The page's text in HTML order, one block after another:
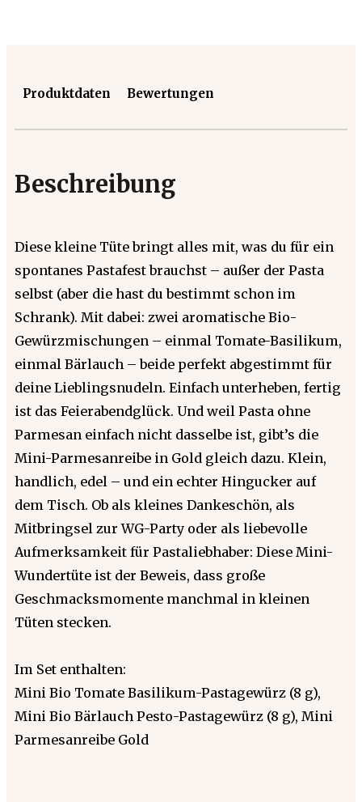
Produktdaten Bewertungen
Beschreibung
Diese kleine Tüte bringt alles mit, was du für ein
spontanes Pastafest brauchst – außer der Pasta
selbst (aber die hast du bestimmt schon im
Schrank). Mit dabei: zwei aromatische Bio-
Gewürzmischungen – einmal Tomate-Basilikum,
einmal Bärlauch – beide perfekt abgestimmt für
deine Lieblingsnudeln. Einfach unterheben, fertig
ist das Feierabendglück. Und weil Pasta ohne
Parmesan einfach nicht dasselbe ist, gibt’s die
Mini-Parmesanreibe in Gold gleich dazu. Klein,
handlich, edel – und ein echter Hingucker auf
dem Tisch. Ob als kleines Dankeschön, als
Mitbringsel zur WG-Party oder als liebevolle
Aufmerksamkeit für Pastaliebhaber: Diese Mini-
Wundertüte ist der Beweis, dass große
Geschmacksmomente manchmal in kleinen
Tüten stecken.
Im Set enthalten:
Mini Bio Tomate Basilikum-Pastagewürz (8 g),
Mini Bio Bärlauch Pesto-Pastagewürz (8 g), Mini
Parmesanreibe Gold